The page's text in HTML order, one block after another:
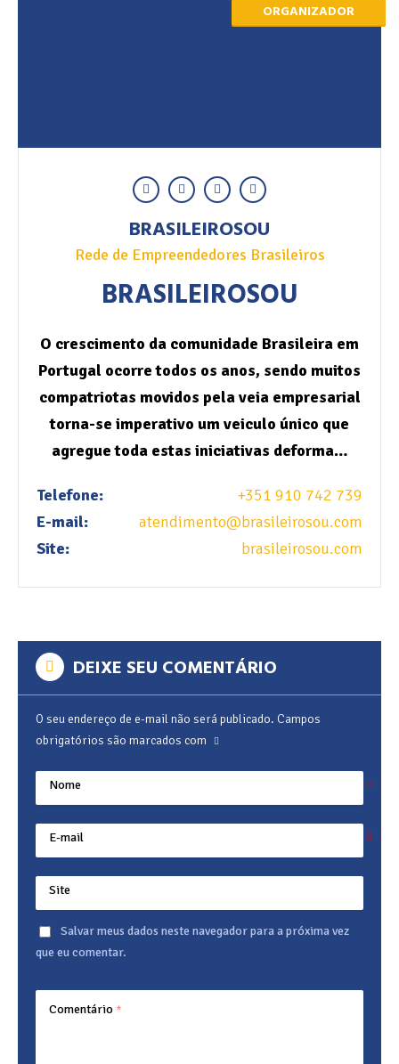
ORGANIZADOR
BRASILEIROSOU
Rede de Empreendedores Brasileiros
BRASILEIROSOU
O crescimento da comunidade Brasileira em
Portugal ocorre todos os anos, sendo muitos
compatriotas movidos pela veia empresarial
torna-se imperativo um veiculo único que
agregue toda estas iniciativas deforma…
Telefone:
+351 910 742 739
E-mail:
atendimento@brasileirosou.com
Site:
brasileirosou.com
DEIXE SEU COMENTÁRIO
O seu endereço de e-mail não será publicado. Campos
obrigatórios são marcados com
Nome
E-mail
Site
Salvar meus dados neste navegador para a próxima vez
que eu comentar.
Comentário *